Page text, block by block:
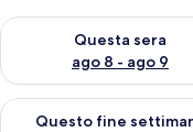
Questa sera
ago 8 - ago 9
Verifica la disponibilità
Questo fine
Verifica la disponibilità